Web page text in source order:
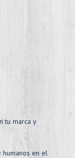
tu marca y
humanos en el